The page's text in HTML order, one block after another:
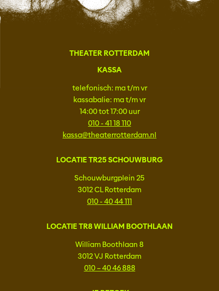
THEATER ROTTERDAM
KASSA
telefonisch: ma t/m vr
kassabalie: ma t/m vr
14:00 tot 17:00 uur
010 - 41 18 110
kassa@theaterrotterdam.nl
LOCATIE TR25 SCHOUWBURG
Schouwburgplein 25
3012 CL Rotterdam
010 - 40 44 111
LOCATIE TR8 WILLIAM BOOTHLAAN
William Boothlaan 8
3012 VJ Rotterdam
010 – 40 46 888